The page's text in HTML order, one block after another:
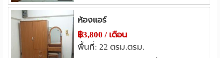
แหล่งช๊อปปิ้ง
ห้างตั้งฮั่วเส็ง 0.3 กม.
เซ็นทรัล ปิ่นเกล้า 1.5 กม.
เทสโก้โลตัส ปิ่นเกล้า 1.6 กม.
ห้องแอร์
฿3,800 / เดือน
พื้นที่: 22 ตรม.ตรม.